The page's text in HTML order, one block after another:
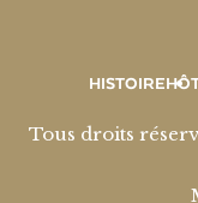
HISTOIRE
Tous droits